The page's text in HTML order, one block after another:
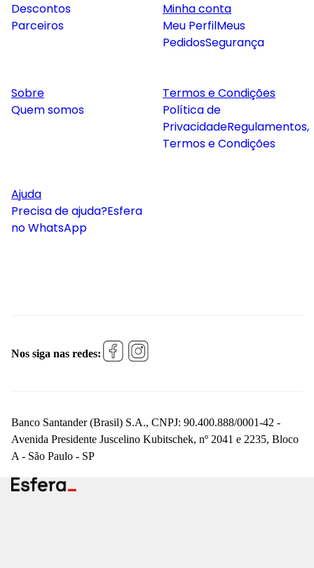
Descontos
Parceiros
Minha conta
Meu PerfilMeus
PedidosSegurança
Sobre
Quem somos
Termos e Condições
Política de
PrivacidadeRegulamentos,
Termos e Condições
Ajuda
Precisa de ajuda?Esfera
no WhatsApp
Nos siga nas redes:
Banco Santander (Brasil) S.A., CNPJ: 90.400.888/0001-42 -
Avenida Presidente Juscelino Kubitschek, nº 2041 e 2235, Bloco
A - São Paulo - SP